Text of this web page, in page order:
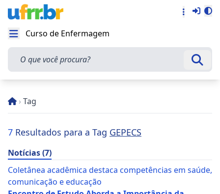
Abrir menu
Curso de Enfermagem
O que você procura?
› Tag
7 Resultados para a Tag GEPECS
Notícias (7)
Coletânea acadêmica destaca competências em saúde,
comunicação e educação